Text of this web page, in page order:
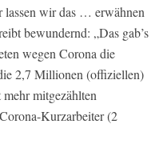
wir das … erwähnen
bewundernd: „Das gab’s
wegen Corona die
2,7 Millionen (offiziellen)
mitgezählten
Kurzarbeiter (2